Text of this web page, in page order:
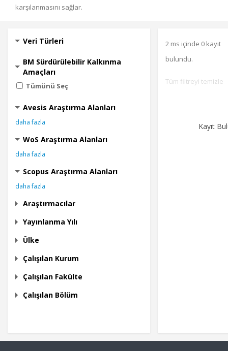
karşılanmasını sağlar.
Veri Türleri
BM Sürdürülebilir Kalkınma
Amaçları
Tümünü Seç
Avesis Araştırma Alanları
daha fazla
WoS Araştırma Alanları
daha fazla
Scopus Araştırma Alanları
daha fazla
Araştırmacılar
Yayınlanma Yılı
Ülke
Çalışılan Kurum
Çalışılan Fakülte
Çalışılan Bölüm
2 ms içinde 0 kayıt
bulundu.
Tüm filtreyi temizle
Kayıt